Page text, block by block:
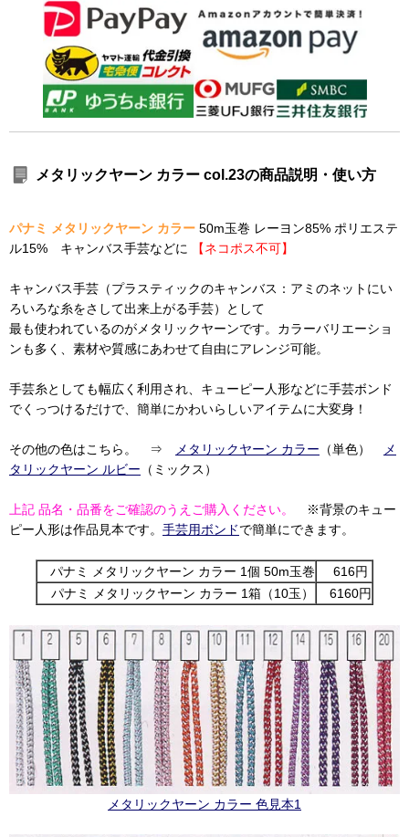
メタリックヤーン カラー col.23の商品説明・使い方
パナミ メタリックヤーン カラー 50m玉巻 レーヨン85% ポリエステ
ル15% キャンバス手芸などに
【ネコポス不可】
キャンバス手芸（プラスティックのキャンバス：アミのネットにい
ろいろな糸をさして出来上がる手芸）として
最も使われているのがメタリックヤーンです。カラーバリエーショ
ンも多く、素材や質感にあわせて自由にアレンジ可能。
手芸糸としても幅広く利用され、キューピー人形などに手芸ボンド
でくっつけるだけで、簡単にかわいらしいアイテムに大変身！
その他の色はこちら。 ⇒ メタリックヤーン カラー （単色）
メ
タリックヤーン ルビー （ミックス）
上記 品名・品番をご確認のうえご購入ください。
※背景のキュー
ピー人形は作品見本です。 手芸用ボンドで簡単にできます。
パナミ メタリックヤーン カラー 1個 50m玉巻
616円
パナミ メタリックヤーン カラー 1箱（10玉）
6160円
メタリックヤーン カラー 色見本1